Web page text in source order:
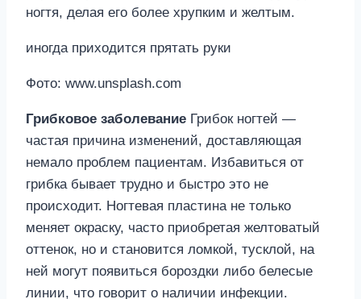
ногтя, делая его более хрупким и желтым.
иногда приходится прятать руки
Фото: www.unsplash.com
Грибковое заболевание Грибок ногтей —
частая причина изменений, доставляющая
немало проблем пациентам. Избавиться от
грибка бывает трудно и быстро это не
происходит. Ногтевая пластина не только
меняет окраску, часто приобретая желтоватый
оттенок, но и становится ломкой, тусклой, на
ней могут появиться бороздки либо белесые
линии, что говорит о наличии инфекции.